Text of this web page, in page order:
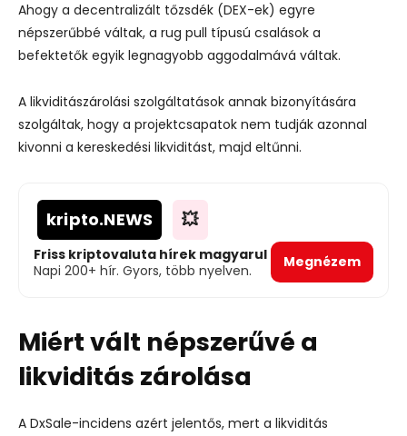
Ahogy a decentralizált tőzsdék (DEX-ek) egyre
népszerűbbé váltak, a rug pull típusú csalások a
befektetők egyik legnagyobb aggodalmává váltak.
A likviditászárolási szolgáltatások annak bizonyítására
szolgáltak, hogy a projektcsapatok nem tudják azonnal
kivonni a kereskedési likviditást, majd eltűnni.
kripto.NEWS 💥
Friss kriptovaluta hírek magyarul
Napi 200+ hír. Gyors, több nyelven.
Megnézem
Miért vált népszerűvé a
likviditás zárolása
A DxSale-incidens azért jelentős, mert a likviditás